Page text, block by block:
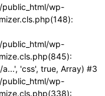
wp-
wp-
'css', true, Array) #3
wp-